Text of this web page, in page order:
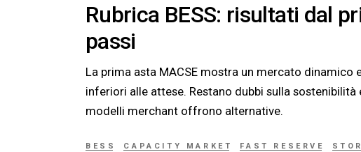
Rubrica BESS: risultati dal
passi
La prima asta MACSE mostra un mercato
inferiori alle attese. Restano dubbi sulla
modelli merchant offrono alternative.
BESS CAPACITY MARKET FAST RESERVE